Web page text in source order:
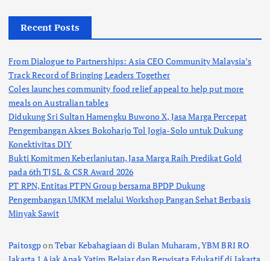
Recent Posts
From Dialogue to Partnerships: Asia CEO Community Malaysia’s
Track Record of Bringing Leaders Together
Coles launches community food relief appeal to help put more
meals on Australian tables
Didukung Sri Sultan Hamengku Buwono X, Jasa Marga Percepat
Pengembangan Akses Bokoharjo Tol Jogja-Solo untuk Dukung
Konektivitas DIY
Bukti Komitmen Keberlanjutan, Jasa Marga Raih Predikat Gold
pada 6th TJSL & CSR Award 2026
PT RPN, Entitas PTPN Group bersama BPDP Dukung
Pengembangan UMKM melalui Workshop Pangan Sehat Berbasis
Minyak Sawit
PaitosgponTebar Kebahagiaan di Bulan Muharam, YBM BRI RO